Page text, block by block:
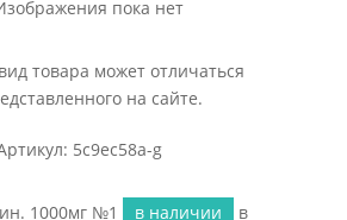
товара может отличаться
на сайте.
5c9ec58a-g
1000мг №1 в наличии
в